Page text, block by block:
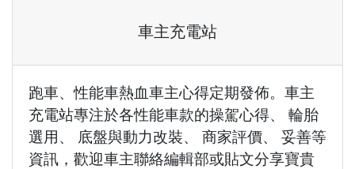
車主充電站
跑車、性能車熱血車主心得定期發佈。車主
充電站專注於各性能車款的操駕心得、 輪胎
選用、 底盤與動力改裝、 商家評價、 妥善等
資訊，歡迎車主聯絡編輯部或貼文分享寶貴